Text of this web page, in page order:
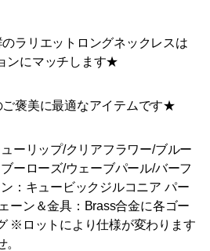
ラリエットロングネックレスは
ンにマッチします★
褒美に最適なアイテムです★
ーリップ/クリアフラワー/ブルー
ーローズ/ウェーブパール/バーフ
：キュービックジルコニア パー
ーン＆金具：Brass合金に各ゴー
※ロットにより仕様が変わります